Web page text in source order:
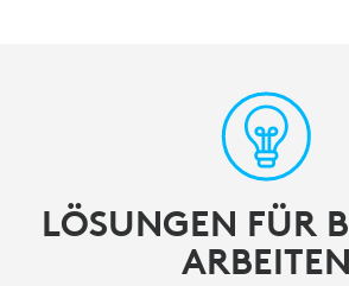
LÖSUNGEN FÜR
ARBEITEN